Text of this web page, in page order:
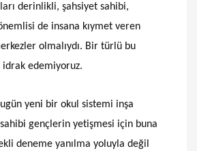
derinlikli, şahsiyet sahibi,
de insana kıymet veren
olmalıydı. Bir türlü bu
edemiyoruz.
yeni bir okul sistemi inşa
gençlerin yetişmesi için buna
deneme yanılma yoluyla değil